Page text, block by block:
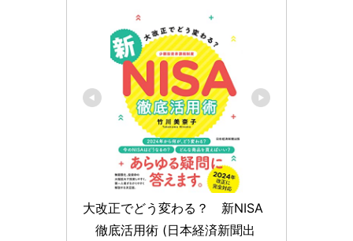
大改正でどう変わる？　新NISA
徹底活用術 (日本経済新聞出